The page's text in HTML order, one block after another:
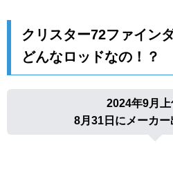
クリスター72ファイン
どんなロッドなの！？
2024年9月
8月31日にメーカー